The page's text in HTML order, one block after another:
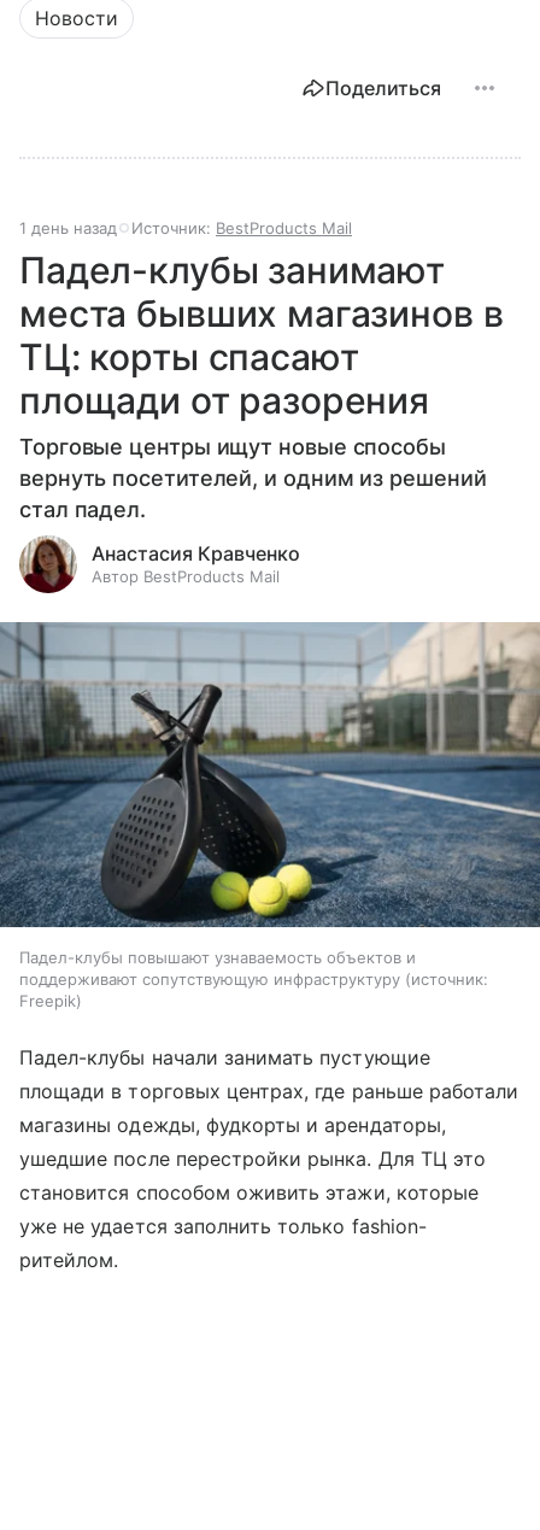
Новости
Поделиться
1 день назад Источник: BestProducts Mail
Падел-клубы занимают
места бывших магазинов в
ТЦ: корты спасают
площади от разорения
Торговые центры ищут новые способы
вернуть посетителей, и одним из решений
стал падел.
Анастасия Кравченко
Автор BestProducts Mail
Падел-клубы повышают узнаваемость объектов и
поддерживают сопутствующую инфраструктуру
источник:
Freepik
Падел-клубы начали занимать пустующие
площади в торговых центрах, где раньше работали
магазины одежды, фудкорты и арендаторы,
ушедшие после перестройки рынка. Для ТЦ это
становится способом оживить этажи, которые
уже не удается заполнить только fashion-
ритейлом.